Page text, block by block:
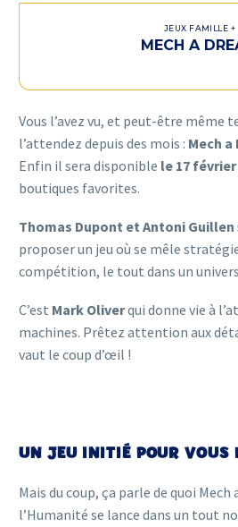
JEUX FAMILLE +
MECH A
Vous l’avez vu, et peut-être même
l’attendez depuis des mois : Mech
Enfin il sera disponible le 17 février
boutiques favorites.
Thomas Dupont et Antoni Guillen
proposer un jeu où se mêle
compétition, le tout dans un
C’est Mark Oliverqui donne vie à
machines. Prêtez attention aux
vaut le coup d’œil !
UN JEU INITIÉ POUR VOUS
Mais du coup, ça parle de quoi Mech
l’Humanité se lance dans un tout